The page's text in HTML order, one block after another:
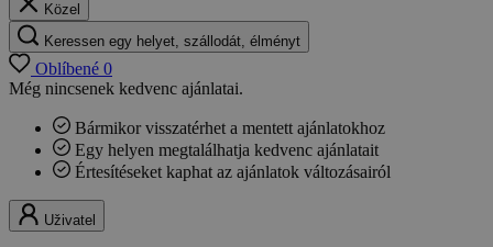
Közel
Keressen egy helyet, szállodát, élményt
Oblíbené 0
Még nincsenek kedvenc ajánlatai.
Bármikor visszatérhet a mentett ajánlatokhoz
Egy helyen megtalálhatja kedvenc ajánlatait
Értesítéseket kaphat az ajánlatok változásairól
Uživatel